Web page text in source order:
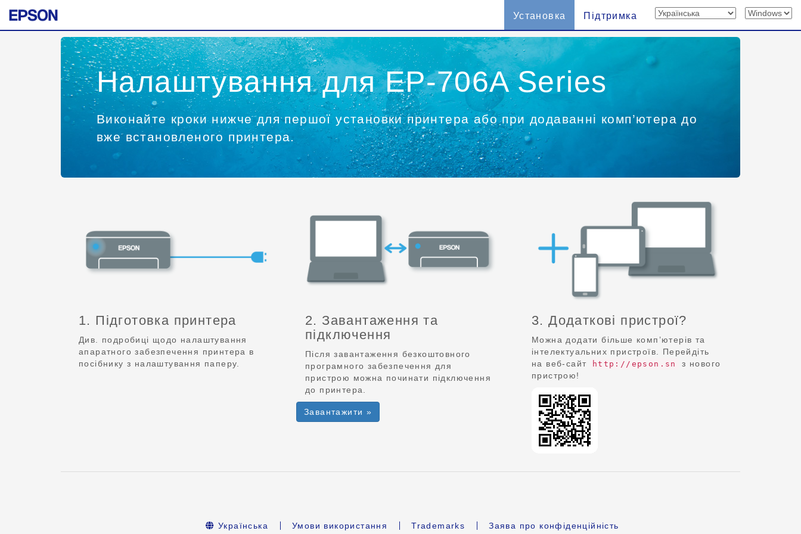
Установка Підтримка
Налаштування для EP-706A Series
Виконайте кроки нижче для першої установки принтера або при додаванні комп’ютера до
вже встановленого принтера.
1. Підготовка принтера
Див. подробиці щодо налаштування
апаратного забезпечення принтера в
посібнику з налаштування паперу.
2. Завантаження та
підключення
Після завантаження безкоштовного
програмного забезпечення для
пристрою можна починати підключення
до принтера.
Завантажити »
3. Додаткові пристрої?
Можна додати більше комп’ютерів та
інтелектуальних пристроїв. Перейдіть
на веб-сайт
http://epson.sn
з нового
пристрою!
Українська Умови використання Trademarks Заява про конфіденційність